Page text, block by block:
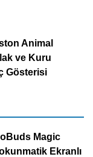
Animal
ve Kuru
Gösterisi
Magic
Ekranlı